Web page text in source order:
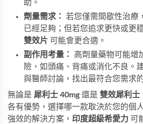
助。
劑量需求：
若您僅需間歇性治療
已經足夠；但若您追求更快或更
雙效片 可能會更合適。
副作用考量：
高劑量藥物可能增
險，如頭痛、背痛或消化不良。
與醫師討論，找出最符合您需求
無論是 犀利士 40mg還是 雙效犀利士
各有優勢，選擇哪一款取決於您的個
強效的解決方案， 印度超級希愛力 可